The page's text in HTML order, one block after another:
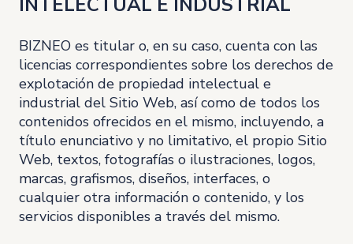
BIZNEO es titular o, en su caso, cuenta con las
licencias correspondientes sobre los derechos de
explotación de propiedad intelectual e
industrial del Sitio Web, así como de todos los
contenidos ofrecidos en el mismo, incluyendo, a
título enunciativo y no limitativo, el propio Sitio
Web, textos, fotografías o ilustraciones, logos,
marcas, grafismos, diseños, interfaces, o
cualquier otra información o contenido, y los
servicios disponibles a través del mismo.